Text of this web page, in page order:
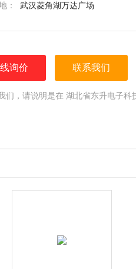
： 武汉菱角湖万达广场
询价 联系我们
们，请说明是在 湖北省东升电子科